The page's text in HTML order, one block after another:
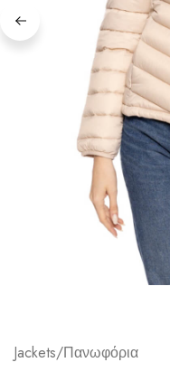
Jackets/Πανωφόρια